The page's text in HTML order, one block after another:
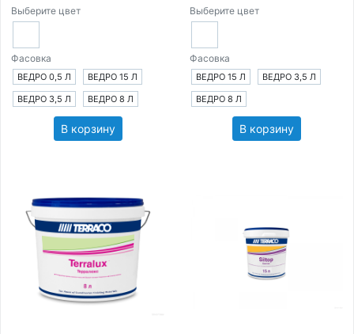
Выберите цвет
Фасовка
ВЕДРО 0,5 Л
ВЕДРО 15 Л
ВЕДРО 3,5 Л
ВЕДРО 8 Л
В корзину
Выберите цвет
Фасовка
ВЕДРО 15 Л
ВЕДРО 3,5 Л
ВЕДРО 8 Л
В корзину